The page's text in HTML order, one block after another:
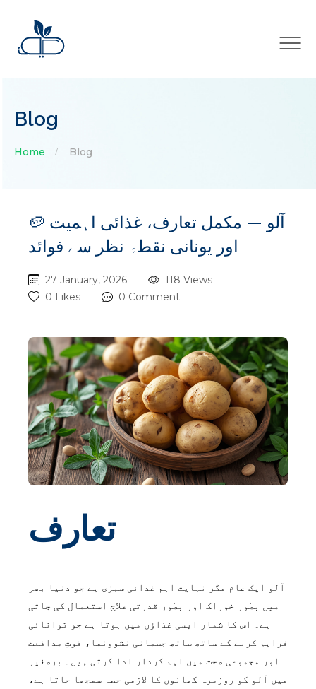
×
Blog
Home Blog
🥔 آلو — مکمل تعارف، غذائی اہمیت
اور یونانی نقطۂ نظر سے فوائد
27 January, 2026
118 Views
0 Likes
0 Comment
تعارف
آلو ایک عام مگر نہایت اہم غذائی سبزی ہے جو دنیا بھر
میں بطور خوراک اور بطور قدرتی علاج استعمال کی جاتی
ہے۔ اس کا شمار ایسی غذاؤں میں ہوتا ہے جو توانائی
فراہم کرنے کے ساتھ ساتھ جسمانی نشوونما، قوتِ مدافعت
اور مجموعی صحت میں اہم کردار ادا کرتی ہیں۔ برصغیر
میں آلو کو روزمرہ کھانوں کا لازمی حصہ سمجھا جاتا ہے،